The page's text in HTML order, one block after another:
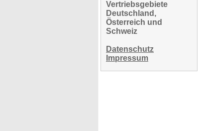
Vertriebsgebiete
Deutschland,
Österreich und
Schweiz
Datenschutz
Impressum